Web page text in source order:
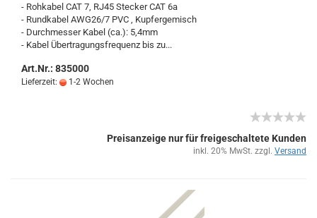
- Roh­ka­bel CAT 7, RJ45 Ste­cker CAT 6a
- Rund­ka­bel AWG26/7 PVC , Kup­fer­ge­misch
- Durch­mes­ser Kabel (ca.): 5,4mm
- Kabel Über­tra­gungs­fre­quenz bis zu...
Art.Nr.: 835000
Lieferzeit: 1-2 Wochen
Preisanzeige nur für freigeschaltete Kunden
inkl. 20% MwSt. zzgl. Versand